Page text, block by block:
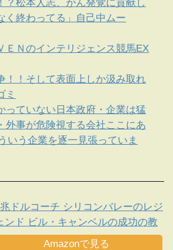
？松本人志、がん発覚に貢献し
く終わってる」自己中ムー
ＥＮのインテリジェンス競馬EX
！！そして表面上しか汲み取れ
ミ
っていない日本政府・企業は猛
外事が危険視する会社ここにあ
いう企業を逐一見張っていま
ドルコーチ シリコンバレーのレジ
ンド ビル・キャンベルの成功の教
Amazonで見る